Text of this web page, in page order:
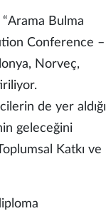
Bulma
Conference –
Norveç,
de yer aldığı
geleceğini
Katkı ve